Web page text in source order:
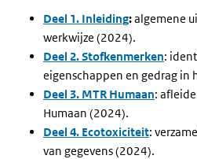
Deel 1. Inleiding:algemene
werkwijze (2024).
Deel 2. Stofkenmerken:
eigenschappen en gedrag in
Deel 3. MTR Humaan:
Humaan (2024).
Deel 4. Ecotoxiciteit:
van gegevens (2024).